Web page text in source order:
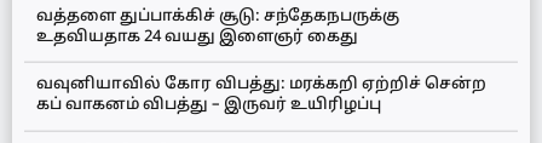
வத்தளை துப்பாக்கிச் சூடு: சந்தேகநபருக்கு
உதவியதாக 24 வயது இளைஞர் கைது
வவுனியாவில் கோர விபத்து: மரக்கறி ஏற்றிச் சென்ற
கப் வாகனம் விபத்து – இருவர் உயிரிழப்பு